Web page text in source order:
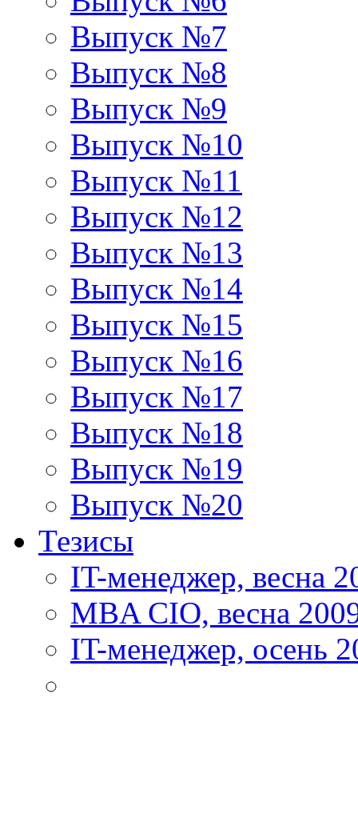
Выпуск №7
Выпуск №8
Выпуск №9
Выпуск №10
Выпуск №11
Выпуск №12
Выпуск №13
Выпуск №14
Выпуск №15
Выпуск №16
Выпуск №17
Выпуск №18
Выпуск №19
Выпуск №20
Тезисы
IT-менеджер, весна
MBA CIO, весна
IT-менеджер, осень